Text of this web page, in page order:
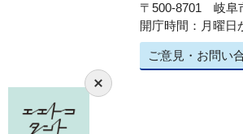
〒500-8701 岐阜
開庁時間：月曜日
ご意見・お問い